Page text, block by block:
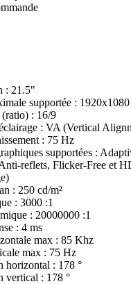
: 21.5"
supportée :
: 16/9
: VA (Vertical
: 75 Hz
supportées :
reflets, Flicker-Free et
: 250 cd/m²
: 3000 :1
: 20000000 :1
: 4 ms
max : 85 Khz
max : 75 Hz
horizontal : 178 °
vertical : 178 °